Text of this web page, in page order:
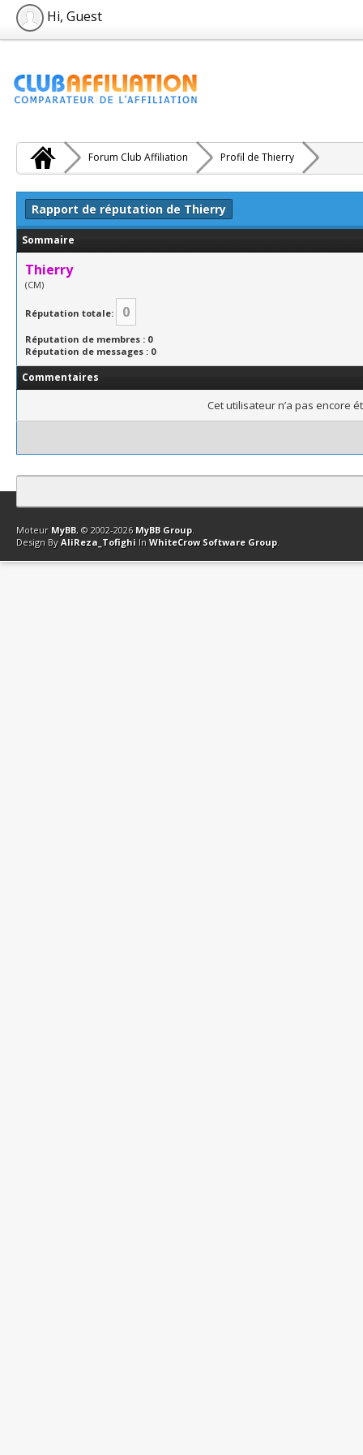
Hi, Guest
Forum Club Affiliation Profil de Thierry
Rapport de réputation de Thierry
Sommaire
Thierry
(CM)
Réputation totale: 0
Réputation de membres : 0
Réputation de messages : 0
Commentaires
Cet utilisateur n’a pas encore
Contact Club Affiliation Retourner en haut Version bas-débit
Moteur MyBB, © 2002-2026 MyBB Group.
Design By AliReza_Tofighi In WhiteCrow Software Group.